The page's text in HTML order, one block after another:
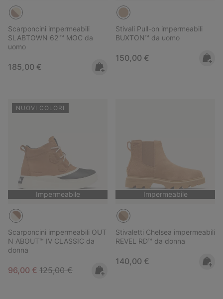
Scarponcini impermeabili
SLABTOWN 62'™ MOC da
uomo
Regular price:
185,00 €
Stivali Pull-on impermeabili
BUXTON™ da uomo
Regular price:
150,00 €
NUOVI COLORI
Impermeabile
Scarponcini impermeabili OUT
N ABOUT™ IV CLASSIC da
donna
Sale price:
96,00 € Regular price:
125,00 €
Impermeabile
Stivaletti Chelsea impermeabili
REVEL RD™ da donna
Regular price:
140,00 €